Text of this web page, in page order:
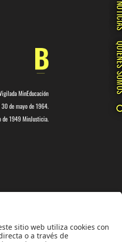
MinEducación
de mayo de 1964.
de 1949 MinJusticia.